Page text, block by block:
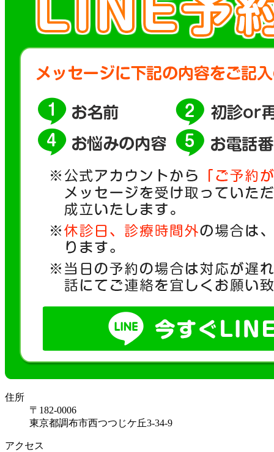
住所
〒182-0006
東京都調布市西つつじケ丘3-34-9
アクセス